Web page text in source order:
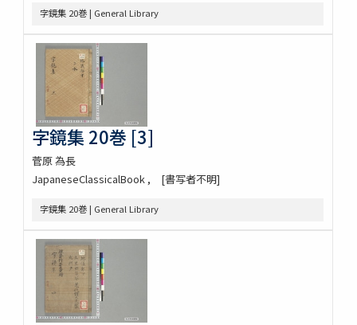
字鏡集 20巻 | General Library
字鏡集 20巻 [3]
菅原 為長
JapaneseClassicalBook
[書写者不明]
字鏡集 20巻 | General Library